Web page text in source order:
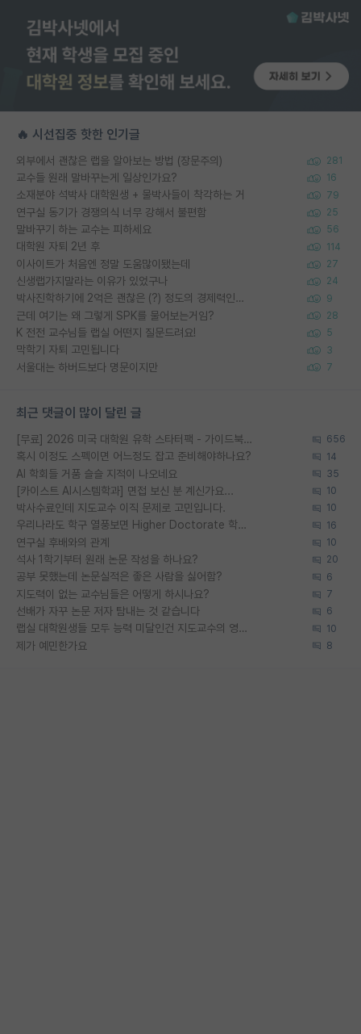
🔥 시선집중 핫한 인기글
외부에서 괜찮은 랩을 알아보는 방법 (장문주의) 281
교수들 원래 말바꾸는게 일상인가요? 16
소재분야 석박사 대학원생 + 물박사들이 착각하는 거 79
연구실 동기가 경쟁의식 너무 강해서 불편함 25
말바꾸기 하는 교수는 피하세요 56
대학원 자퇴 2년 후 114
이사이트가 처음엔 정말 도움많이됐는데 27
신생랩가지말라는 이유가 있었구나 24
박사진학하기에 2억은 괜찮은 (?) 정도의 경제력인가요 9
근데 여기는 왜 그렇게 SPK를 물어보는거임? 28
K 전전 교수님들 랩실 어떤지 질문드려요! 5
막학기 자퇴 고민됩니다 3
서울대는 하버드보다 명문이지만 7
최근 댓글이 많이 달린 글
[무료] 2026 미국 대학원 유학 스타터팩 - 가이드북 & 합격자 컨택메일 템플릿 656
혹시 이정도 스펙이면 어느정도 잡고 준비해야하나요? 14
AI 학회들 거품 슬슬 지적이 나오네요 35
[카이스트 AI시스템학과] 면접 보신 분 계신가요... 10
박사수료인데 지도교수 이직 문제로 고민입니다. 10
우리나라도 학구 열풍보면 Higher Doctorate 학위가 필요하다고 봅니다. 16
연구실 후배와의 관계 10
석사 1학기부터 원래 논문 작성을 하나요? 20
공부 못했는데 논문실적은 좋은 사람을 싫어함? 6
지도력이 없는 교수님들은 어떻게 하시나요? 7
선배가 자꾸 논문 저자 탐내는 것 같습니다 6
랩실 대학원생들 모두 능력 미달인건 지도교수의 영향 아닌가? 10
제가 예민한가요 8